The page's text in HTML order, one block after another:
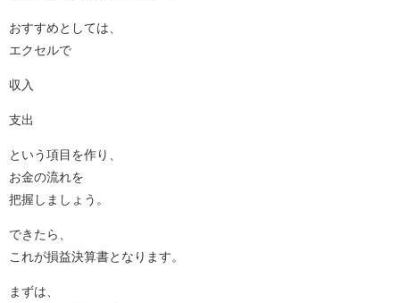
おすすめとしては、
エクセルで
収入
支出
という項目を作り、
お金の流れを
把握しましょう。
できたら、
これが損益決算書となります。
まずは、